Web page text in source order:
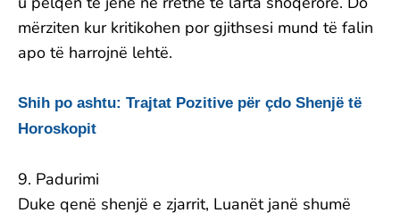
mërziten kur kritikohen por gjithsesi mund të falin
apo të harrojnë lehtë.
Shih po ashtu: Trajtat Pozitive për çdo Shenjë të
Horoskopit
9. Padurimi
Duke qenë shenjë e zjarrit, Luanët janë shumë